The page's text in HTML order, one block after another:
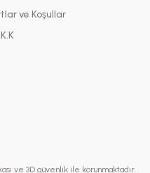
ve Koşullar
ve 3D güvenlik ile korunmaktadır.